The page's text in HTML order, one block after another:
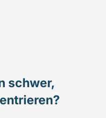
schwer,